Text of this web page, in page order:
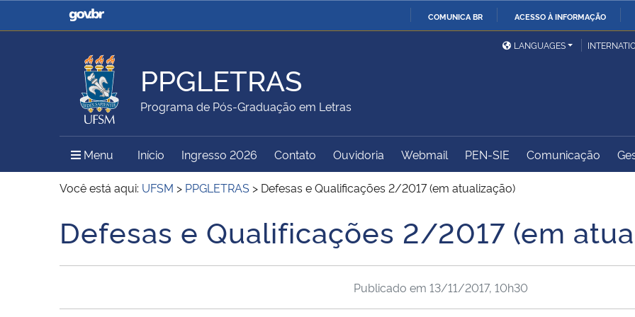
COMUNICA BR ACESSO À INFORMAÇÃO
Casa Civil
Ministério da Justiça e
Ministério da Defesa
Ministério das Relações
Exteriores
Ministério da Agricultura,
Pecuária e Abastecimento
Ministério da Educação
Ministério do Meio Ambiente Ministério do Turismo
Ministério do
Desenvolvimento Regional
Controladoria-Geral da
União
Secretaria de Governo
Gabinete de Segurança
Advocacia-Geral da União Banco Central do Brasil
LANGUAGES
PPGLETRAS
Programa de Pós-Graduação em Letras
Menu Menu Principal do Sítio
Início Ingresso 2026 Contato Ouvidoria Webmail PEN-SIE Comunicação
Você está aqui: UFSM > PPGLETRAS > Defesas e Qualificações 2/2017 (em atualização)
Início do conteúdo
Defesas e Qualificações 2/2017 (em
Publicado em 13/11/2017, 10h30